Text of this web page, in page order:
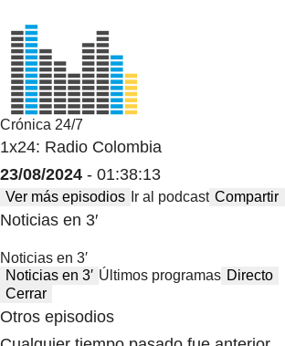
Crónica 24/7
1x24: Radio Colombia
23/08/2024 - 01:38:13
Ver más episodios Ir al podcast Compartir
Noticias en 3′
Noticias en 3′
Noticias en 3′ Últimos programas Directo
Cerrar
Otros episodios